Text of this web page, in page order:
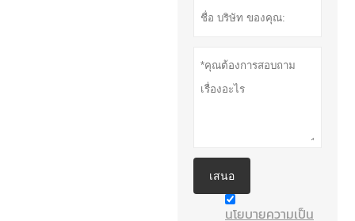
เสนอ
นโยบายความเป็น